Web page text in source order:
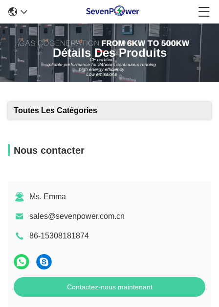
Détails Des Produits
Toutes Les Catégories
Nous contacter
Ms. Emma
sales@sevenpower.com.cn
86-15308181874
Contactez-nous maintenant